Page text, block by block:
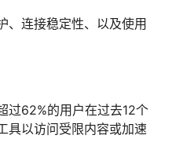
、连接稳定性、以及使用
过62%的用户在过去12个
具以访问受限内容或加速